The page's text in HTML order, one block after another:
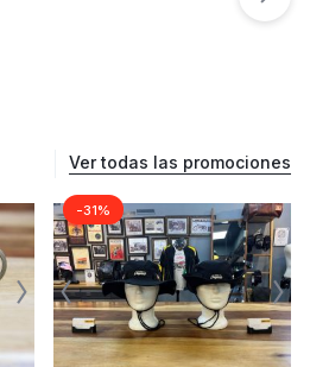
Ver todas las promociones
-31%